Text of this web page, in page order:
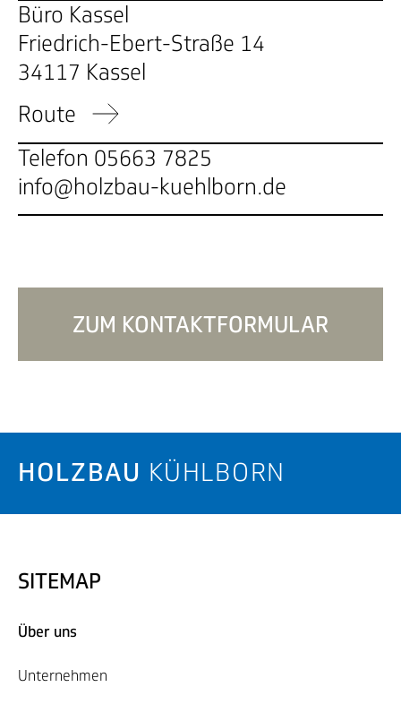
Büro Kassel
Friedrich-Ebert-Straße 14
34117 Kassel
Route
Telefon 05663 7825
info@holzbau-kuehlborn.de
ZUM KONTAKTFORMULAR
HOLZBAU KÜHLBORN
SITEMAP
Über uns
Unternehmen